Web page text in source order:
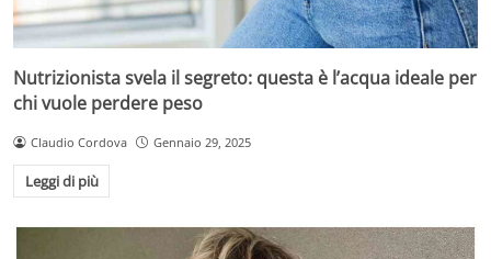
Nutrizionista svela il segreto: questa è l’acqua ideale per
chi vuole perdere peso
Claudio Cordova Gennaio 29, 2025
Leggi di più